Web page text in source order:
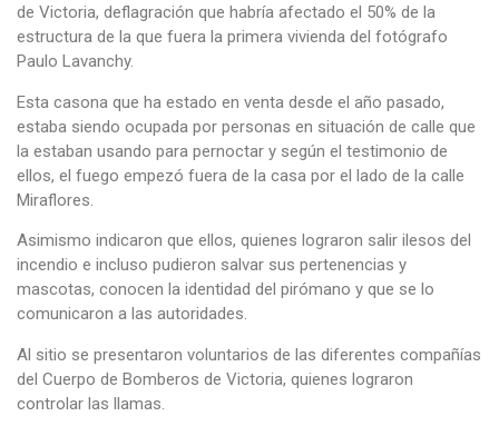
de Victoria, deflagración que habría afectado el 50% de la
estructura de la que fuera la primera vivienda del fotógrafo
Paulo Lavanchy.
Esta casona que ha estado en venta desde el año pasado,
estaba siendo ocupada por personas en situación de calle que
la estaban usando para pernoctar y según el testimonio de
ellos, el fuego empezó fuera de la casa por el lado de la calle
Miraflores.
Asimismo indicaron que ellos, quienes lograron salir ilesos del
incendio e incluso pudieron salvar sus pertenencias y
mascotas, conocen la identidad del pirómano y que se lo
comunicaron a las autoridades.
Al sitio se presentaron voluntarios de las diferentes compañías
del Cuerpo de Bomberos de Victoria, quienes lograron
controlar las llamas.